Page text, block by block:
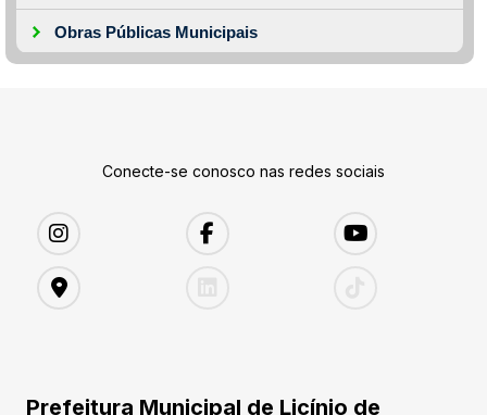
Obras Públicas Municipais
Conecte-se conosco nas redes sociais
Prefeitura Municipal de Licínio de